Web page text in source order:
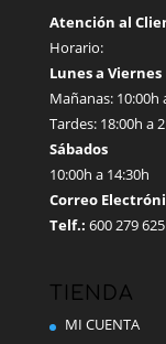
Atención al
Horario:
Lunes a Viernes
Mañanas: 10:00h
Tardes: 18:00h a
Sábados
10:00h a 14:30h
Correo
Telf.: 600 279 625
TIENDA
MI CUENTA